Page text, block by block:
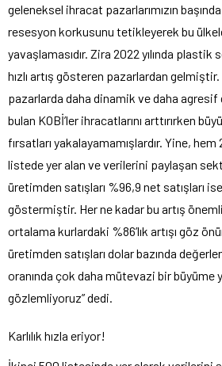
geleneksel ihracat pazarlarımızın
resesyon korkusunu tetikleyerek bu
yavaşlamasıdır. Zira 2022 yılında plastik
hızlı artış gösteren pazarlardan gelmiştir.
pazarlarda daha dinamik ve daha agresif
bulan KOBİ’ler ihracatlarını arttırırken
fırsatları yakalayamamışlardır. Yine, hem
listede yer alan ve verilerini paylaşan
üretimden satışları %96,9 net satışları
göstermiştir. Her ne kadar bu artış
ortalama kurlardaki %86’lık artışı göz
üretimden satışları dolar bazında
oranında çok daha mütevazi bir büyüme
gözlemliyoruz” dedi.
Karlılık hızla eriyor!